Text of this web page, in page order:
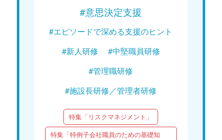
#意思決定支援
#エピソードで深める支援のヒント
#新人研修
#中堅職員研修
#管理職研修
#施設長研修／管理者研修
特集「リスクマネジメント」
特集「特例子会社職員のための基礎知